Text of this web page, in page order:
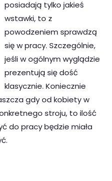
posiadają tylko jakieś
wstawki, to z
powodzeniem sprawdzą
się w pracy. Szczególnie,
jeśli w ogólnym wyglądzie
prezentują się dość
klasycznie. Koniecznie
gdy od kobiety w
stroju, to ilość
do pracy będzie miała